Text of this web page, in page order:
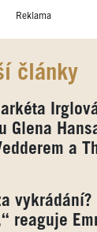
Reklama
články
Glena
a
vykrádání?
reaguje